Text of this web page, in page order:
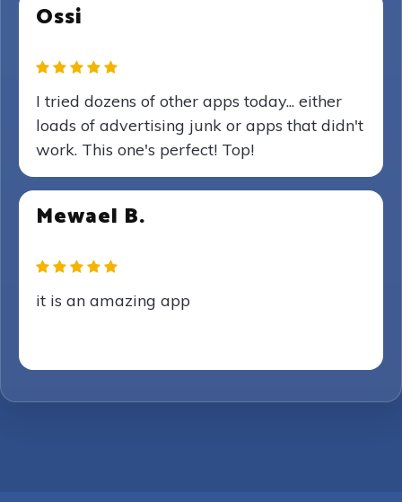
Ossi
I tried dozens of other apps today... either
loads of advertising junk or apps that didn't
work. This one's perfect! Top!
Mewael B.
it is an amazing app